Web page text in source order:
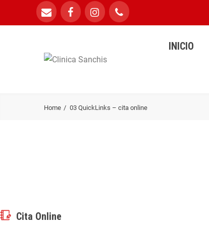
INICIO
Home 03 QuickLinks – cita online
Cita Online